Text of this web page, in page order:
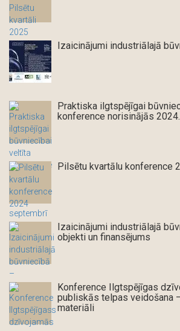
Izaicinājumi industriālajā
Praktiska ilgtspējīgai
konference norisinājās
Pilsētu kvartālu konference
Izaicinājumi industriālajā
objekti un finansējums
Konference Ilgtspējīgas
publiskās telpas veidošana
materiāli